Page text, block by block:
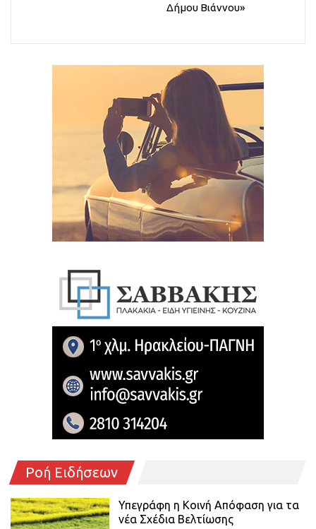
Δήμου Βιάννου»
Ροή Ειδήσεων
Υπεγράφη η Κοινή Απόφαση για τα
νέα Σχέδια Βελτίωσης